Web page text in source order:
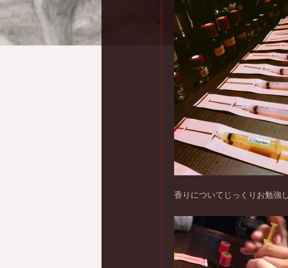
香りについてじっくりお勉強